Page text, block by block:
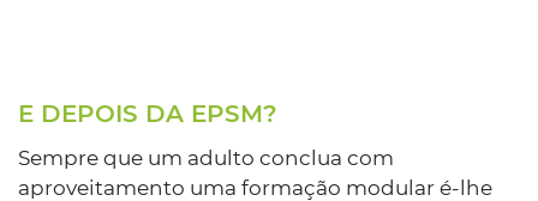
E DEPOIS DA EPSM?
Sempre que um adulto conclua com
aproveitamento uma formação modular é-lhe